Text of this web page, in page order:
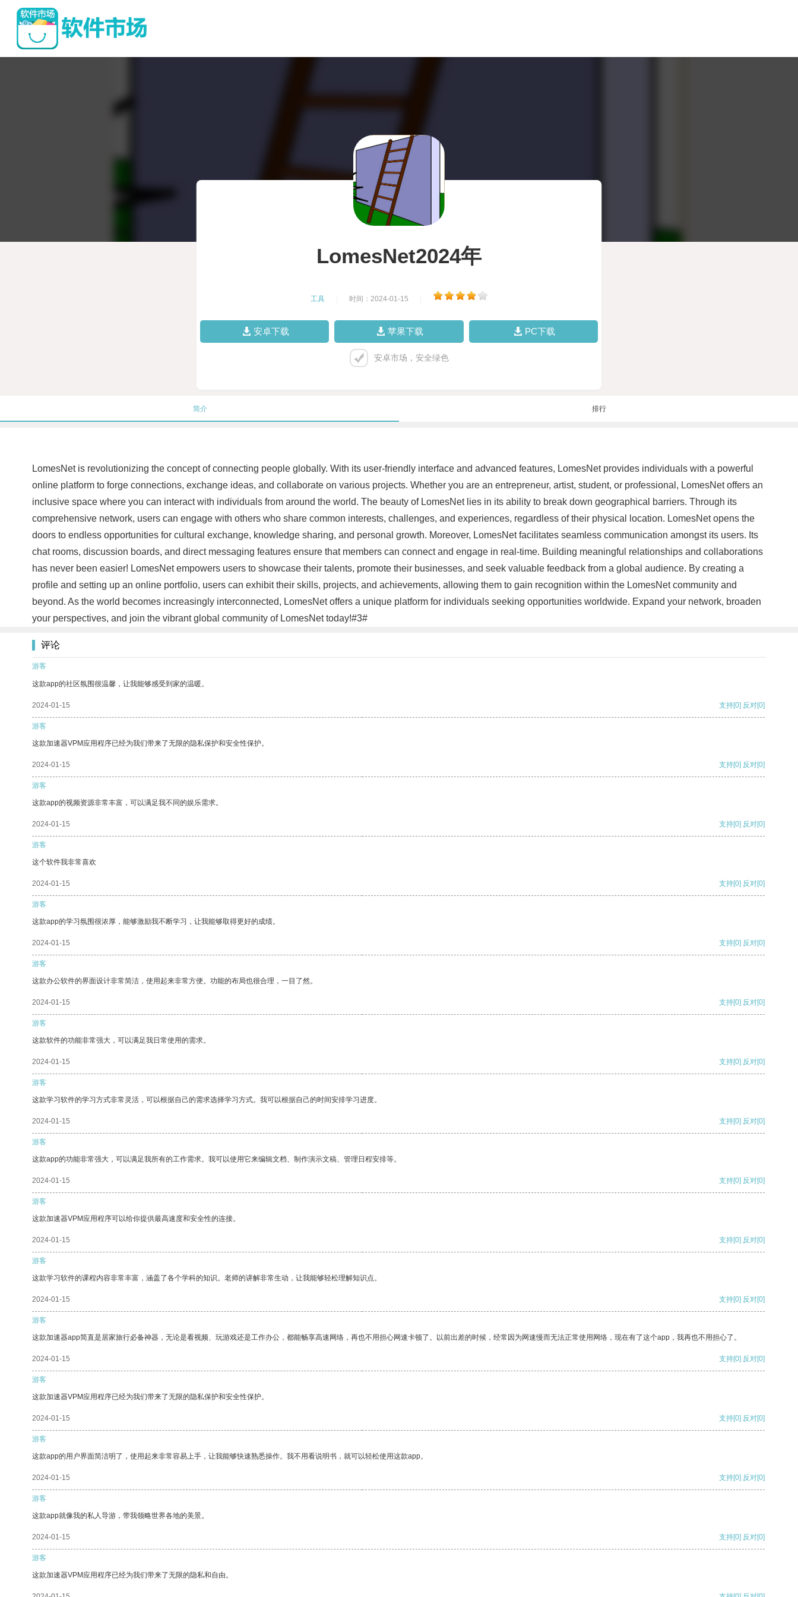
LomesNet2024年
工具 时间：2024-01-15
安卓下载 苹果下载 PC下载
安卓市场，安全绿色
简介 排行
LomesNet is revolutionizing the concept of connecting people globally. With its user-friendly interface and advanced features, LomesNet provides individuals with a powerful
online platform to forge connections, exchange ideas, and collaborate on various projects. Whether you are an entrepreneur, artist, student, or professional, LomesNet offers an
inclusive space where you can interact with individuals from around the world. The beauty of LomesNet lies in its ability to break down geographical barriers. Through its
comprehensive network, users can engage with others who share common interests, challenges, and experiences, regardless of their physical location. LomesNet opens the
doors to endless opportunities for cultural exchange, knowledge sharing, and personal growth. Moreover, LomesNet facilitates seamless communication amongst its users. Its
chat rooms, discussion boards, and direct messaging features ensure that members can connect and engage in real-time. Building meaningful relationships and collaborations
has never been easier! LomesNet empowers users to showcase their talents, promote their businesses, and seek valuable feedback from a global audience. By creating a
profile and setting up an online portfolio, users can exhibit their skills, projects, and achievements, allowing them to gain recognition within the LomesNet community and
beyond. As the world becomes increasingly interconnected, LomesNet offers a unique platform for individuals seeking opportunities worldwide. Expand your network, broaden
your perspectives, and join the vibrant global community of LomesNet today!#3#
评论
游客
这款app的社区氛围很温馨，让我能够感受到家的温暖。
2024-01-15 支持[0] 反对[0]
游客
这款加速器VPM应用程序已经为我们带来了无限的隐私保护和安全性保护。
2024-01-15 支持[0] 反对[0]
游客
这款app的视频资源非常丰富，可以满足我不同的娱乐需求。
2024-01-15 支持[0] 反对[0]
游客
这个软件我非常喜欢
2024-01-15 支持[0] 反对[0]
游客
这款app的学习氛围很浓厚，能够激励我不断学习，让我能够取得更好的成绩。
2024-01-15 支持[0] 反对[0]
游客
这款办公软件的界面设计非常简洁，使用起来非常方便。功能的布局也很合理，一目了然。
2024-01-15 支持[0] 反对[0]
游客
这款软件的功能非常强大，可以满足我日常使用的需求。
2024-01-15 支持[0] 反对[0]
游客
这款学习软件的学习方式非常灵活，可以根据自己的需求选择学习方式。我可以根据自己的时间安排学习进度。
2024-01-15 支持[0] 反对[0]
游客
这款app的功能非常强大，可以满足我所有的工作需求。我可以使用它来编辑文档、制作演示文稿、管理日程安排等。
2024-01-15 支持[0] 反对[0]
游客
这款加速器VPM应用程序可以给你提供最高速度和安全性的连接。
2024-01-15 支持[0] 反对[0]
游客
这款学习软件的课程内容非常丰富，涵盖了各个学科的知识。老师的讲解非常生动，让我能够轻松理解知识点。
2024-01-15 支持[0] 反对[0]
游客
这款加速器app简直是居家旅行必备神器，无论是看视频、玩游戏还是工作办公，都能畅享高速网络，再也不用担心网速卡顿了。以前出差的时候，经常因为网速慢而无法正常使用网络，现在有了这个app，我再也不用担心了。
2024-01-15 支持[0] 反对[0]
游客
这款加速器VPM应用程序已经为我们带来了无限的隐私保护和安全性保护。
2024-01-15 支持[0] 反对[0]
游客
这款app的用户界面简洁明了，使用起来非常容易上手，让我能够快速熟悉操作。我不用看说明书，就可以轻松使用这款app。
2024-01-15 支持[0] 反对[0]
游客
这款app就像我的私人导游，带我领略世界各地的美景。
2024-01-15 支持[0] 反对[0]
游客
这款加速器VPM应用程序已经为我们带来了无限的隐私和自由。